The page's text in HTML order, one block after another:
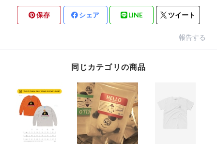
保存 シェア LINE ツイート
報告する
同じカテゴリの商品